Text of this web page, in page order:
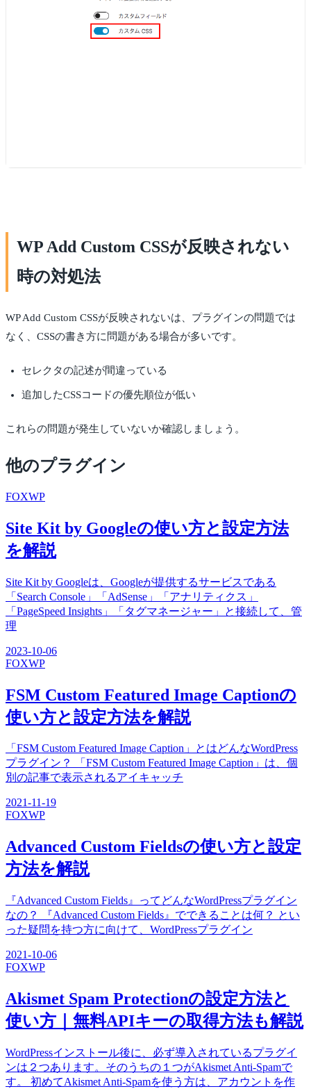
WP Add Custom CSSが反映されない
時の対処法
WP Add Custom CSSが反映されないは、プラグインの問題では
なく、CSSの書き方に問題がある場合が多いです。
セレクタの記述が間違っている
追加したCSSコードの優先順位が低い
これらの問題が発生していないか確認しましょう。
他のプラグイン
FOXWP
Site Kit by Googleの使い方と設定方法
を解説
Site Kit by Googleは、Googleが提供するサービスである
「Search Console」「AdSense」「アナリティクス」
「PageSpeed Insights」「タグマネージャー」と接続して、管
理
2023-10-06
FOXWP
FSM Custom Featured Image Captionの
使い方と設定方法を解説
「FSM Custom Featured Image Caption」とはどんなWordPress
プラグイン？ 「FSM Custom Featured Image Caption」は、個
別の記事で表示されるアイキャッチ
2021-11-19
FOXWP
Advanced Custom Fieldsの使い方と設定
方法を解説
『Advanced Custom Fields』ってどんなWordPressプラグイン
なの？ 『Advanced Custom Fields』でできることは何？ とい
った疑問を持つ方に向けて、WordPressプラグイン
2021-10-06
FOXWP
Akismet Spam Protectionの設定方法と
使い方｜無料APIキーの取得方法も解説
WordPressインストール後に、必ず導入されているプラグイ
ンは２つあります。そのうちの１つがAkismet Anti-Spamで
す。 初めてAkismet Anti-Spamを使う方は、アカウントを作